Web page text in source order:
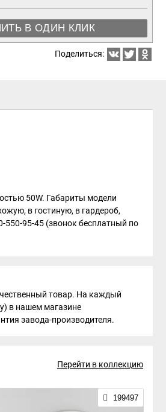
В ОДИН КЛИК
Поделиться:
50W. Габариты модели
в гостиную, в гардероб,
550-95-45 (звонок бесплатный по
товар. На каждый
в нашем магазине
завода-производителя.
Перейти в коллекцию
199497